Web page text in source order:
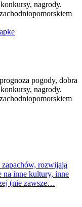
nagrody.
pogody, dobra
nagrody.
rozwijają
na inne kultury, inne
(nie zawsze…